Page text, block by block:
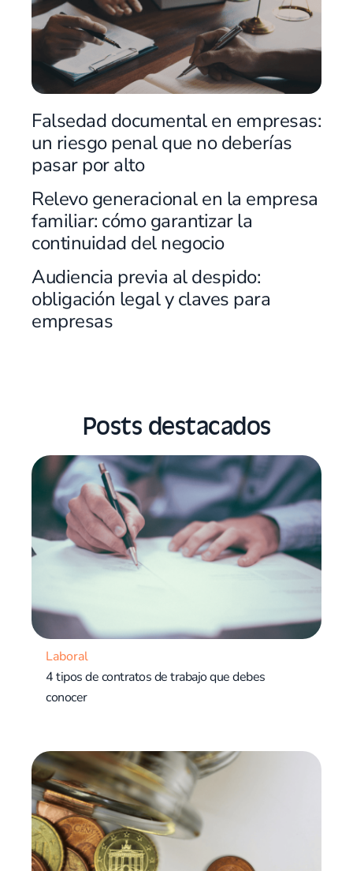
Falsedad documental en empresas:
un riesgo penal que no deberías
pasar por alto
Relevo generacional en la empresa
familiar: cómo garantizar la
continuidad del negocio
Audiencia previa al despido:
obligación legal y claves para
empresas
Posts destacados
Laboral
4 tipos de contratos de trabajo que debes
conocer